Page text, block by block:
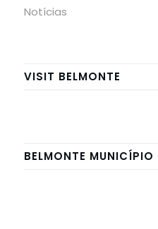
Notícias
VISIT BELMONTE
BELMONTE MUNICÍPIO